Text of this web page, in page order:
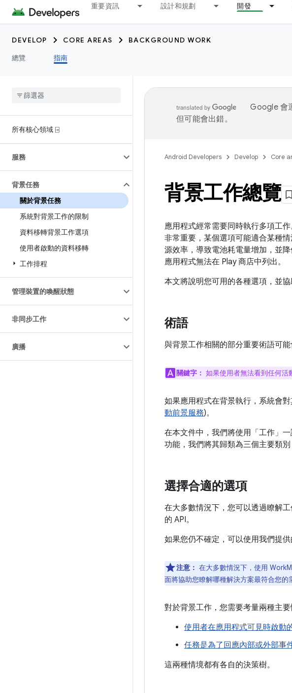
重要資訊 設計和規劃 開發
DEVELOP CORE AREAS
BACKGROUND WORK
總覽
指南
所有核心領域 ⍈
服務
背景任務
關於背景任務
系統對背景工作的限制
資料移轉背景工作選項
使用者啟動的資料移轉
工作排程
管理裝置的喚醒狀態
非同步工作
廣播
Google 會
但可能會出錯。
Android Developers Develop Core
背景工作總覽
應用程式經常需要同時執行多項工
非常重要，某個選項可能適合某種
源效率，導致電池耗電量增加，並
應用程式無法在 Play 商店中列出。
本文將說明您可用的各種選項，並
術語
與背景工作相關的部分重要術語可
關鍵字： 如果使用者無法看到任何活
如果應用程式在背景執行，系統會
動前景服務)。
在本文件中，我們將使用「工作」
功能，我們將其歸類為三個主要類別
選擇合適的選項
在大多數情況下，您可以透過瞭解
的 API。
如果您仍不確定，可以使用我們提
注意： 在大多數情況下，使用
面將協助您瞭解哪種解決方案最符合您的
對於背景工作，您需要考量兩種主要
使用者在應用程式可見時啟動
任務是為了回應內部或外部事
這兩種情境都有各自的決策樹。